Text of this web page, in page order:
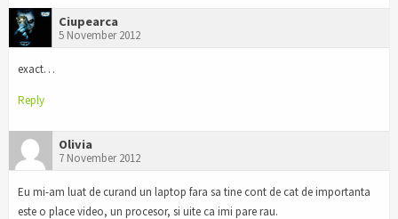
Ciupearca
5 November 2012
exact…
Reply
Olivia
7 November 2012
Eu mi-am luat de curand un laptop fara sa tine cont de cat de importanta
este o place video, un procesor, si uite ca imi pare rau.